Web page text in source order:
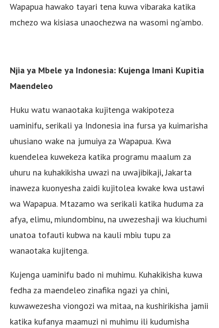
Wapapua hawako tayari tena kuwa vibaraka katika
mchezo wa kisiasa unaochezwa na wasomi ng’ambo.
Njia ya Mbele ya Indonesia: Kujenga Imani Kupitia
Maendeleo
Huku watu wanaotaka kujitenga wakipoteza
uaminifu, serikali ya Indonesia ina fursa ya kuimarisha
uhusiano wake na jumuiya za Wapapua. Kwa
kuendelea kuwekeza katika programu maalum za
uhuru na kuhakikisha uwazi na uwajibikaji, Jakarta
inaweza kuonyesha zaidi kujitolea kwake kwa ustawi
wa Wapapua. Mtazamo wa serikali katika huduma za
afya, elimu, miundombinu, na uwezeshaji wa kiuchumi
unatoa tofauti kubwa na kauli mbiu tupu za
wanaotaka kujitenga.
Kujenga uaminifu bado ni muhimu. Kuhakikisha kuwa
fedha za maendeleo zinafika ngazi ya chini,
kuwawezesha viongozi wa mitaa, na kushirikisha jamii
katika kufanya maamuzi ni muhimu ili kudumisha